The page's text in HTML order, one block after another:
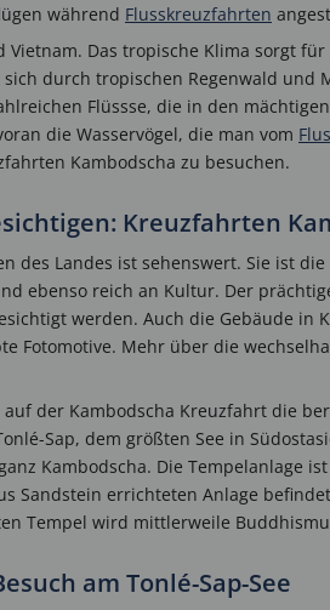
während Flusskreuzfahrten
Vietnam. Das tropische Klima sorgt
durch tropischen Regenwald und
Flüssse, die in den
die Wasservögel, die man vom
Kambodscha zu besuchen.
Kreuzfahrten
des Landes ist sehenswert. Sie ist
ebenso reich an Kultur. Der
werden. Auch die Gebäude in
Fotomotive. Mehr über die
auf der Kambodscha Kreuzfahrt die
Sap, dem größten See in
Kambodscha. Die Tempelanlage
Sandstein errichteten Anlage
Tempel wird mittlerweile
am Tonlé-Sap-See